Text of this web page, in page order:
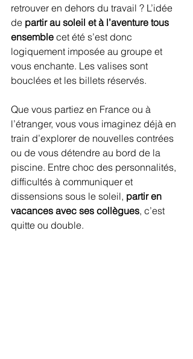
retrouver en dehors du travail ? L’idée
de partir au soleil et à l’aventure tous
ensemble cet été s’est donc
logiquement imposée au groupe et
vous enchante. Les valises sont
bouclées et les billets réservés.
Que vous partiez en France ou à
l’étranger, vous vous imaginez déjà en
train d’explorer de nouvelles contrées
ou de vous détendre au bord de la
piscine. Entre choc des personnalités,
difficultés à communiquer et
dissensions sous le soleil, partir en
vacances avec ses collègues, c’est
quitte ou double.